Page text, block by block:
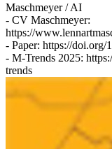
Maschmeyer / AI
- CV Maschmeyer:
https://
- Paper: https://doi.org/
- M-Trends 2025:
trends